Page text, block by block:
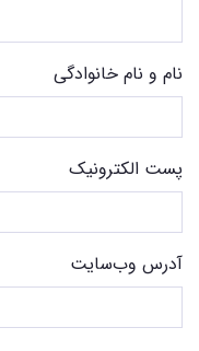
نام و نام خانوادگی
پست الکترونیک
آدرس وب‌سایت